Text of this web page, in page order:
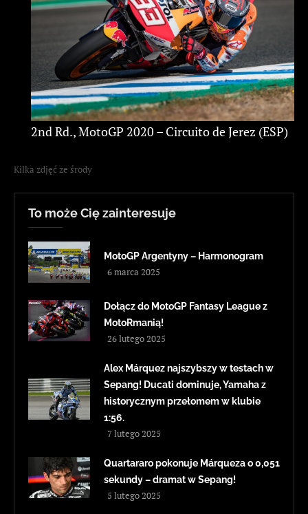
2nd Rd., MotoGP 2020 – Circuito de Jerez (ESP)
Kilka zdjęć ze środy
To może Cię zainteresuje
MotoGP Argentyny – Harmonogram
6 marca 2025
Dołącz do MotoGP Fantasy League z
MotoRmanią!
26 lutego 2025
Alex Márquez najszybszy w testach w
Sepang! Ducati dominuje, Yamaha z
historycznym przełomem w klubie
1:56.
7 lutego 2025
Quartararo pokonuje Márqueza o 0,051
sekundy – dramat w Sepang!
5 lutego 2025